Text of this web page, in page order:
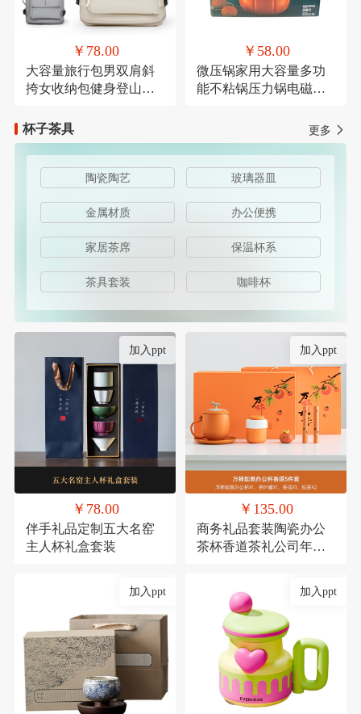
￥78.00
大容量旅行包男双肩斜
挎女收纳包健身登山运
￥58.00
微压锅家用大容量多功
能不粘锅压力锅电磁炉
杯子茶具
更多
陶瓷陶艺 玻璃器皿
金属材质 办公便携
家居茶席 保温杯系
茶具套装 咖啡杯
加入ppt
￥78.00
伴手礼品定制五大名窑
主人杯礼盒套装
加入ppt
￥135.00
商务礼品套装陶瓷办公
茶杯香道茶礼公司年会
加入ppt 加入ppt